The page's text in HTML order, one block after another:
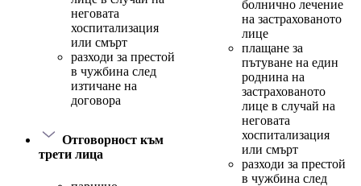
неговата
хоспитализация
или смърт
разходи за престой
в чужбина след
изтичане на
договора
Отговорност към
трети лица
болнично лечение
на застрахованото
лице
плащане за
пътуване на един
роднина на
застрахованото
лице в случай на
неговата
хоспитализация
или смърт
разходи за престой
в чужбина след